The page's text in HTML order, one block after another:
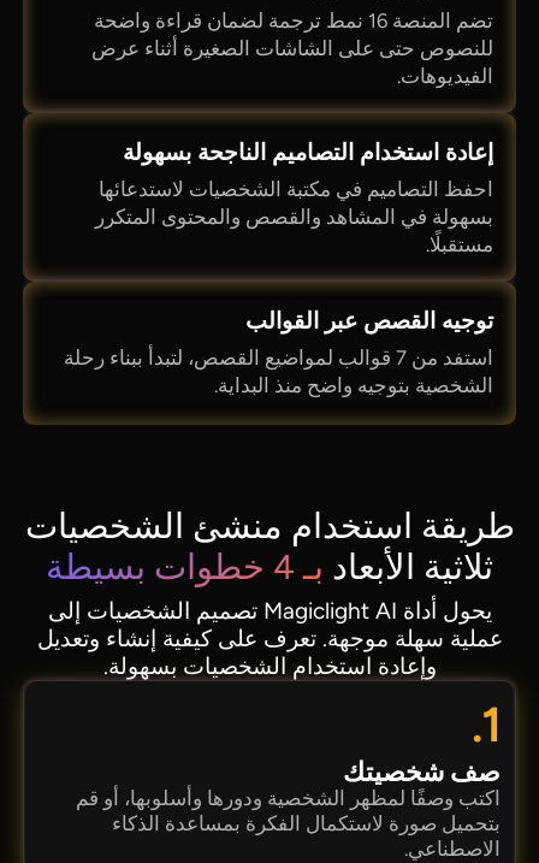
تضم المنصة 16 نمط ترجمة لضمان قراءة واضحة
للنصوص حتى على الشاشات الصغيرة أثناء عرض
الفيديوهات.
إعادة استخدام التصاميم الناجحة بسهولة
احفظ التصاميم في مكتبة الشخصيات لاستدعائها
بسهولة في المشاهد والقصص والمحتوى المتكرر
مستقبلًا.
توجيه القصص عبر القوالب
استفد من 7 قوالب لمواضيع القصص، لتبدأ ببناء رحلة
الشخصية بتوجيه واضح منذ البداية.
طريقة استخدام منشئ الشخصيات
ثلاثية الأبعاد بـ 4 خطوات بسيطة
يحول أداة Magiclight AI تصميم الشخصيات إلى
عملية سهلة موجهة. تعرف على كيفية إنشاء وتعديل
وإعادة استخدام الشخصيات بسهولة.
1.
صف شخصيتك
اكتب وصفًا لمظهر الشخصية ودورها وأسلوبها، أو قم
بتحميل صورة لاستكمال الفكرة بمساعدة الذكاء
الاصطناعي.